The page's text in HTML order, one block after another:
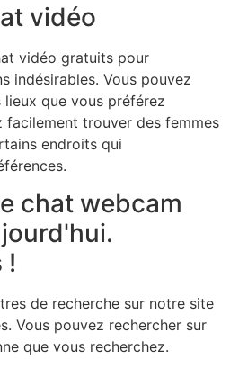
vidéo
vidéo gratuits pour
indésirables. Vous pouvez
que vous préférez
facilement trouver des femmes
endroits qui
chat webcam
!
de recherche sur notre site
Vous pouvez rechercher sur
que vous recherchez.